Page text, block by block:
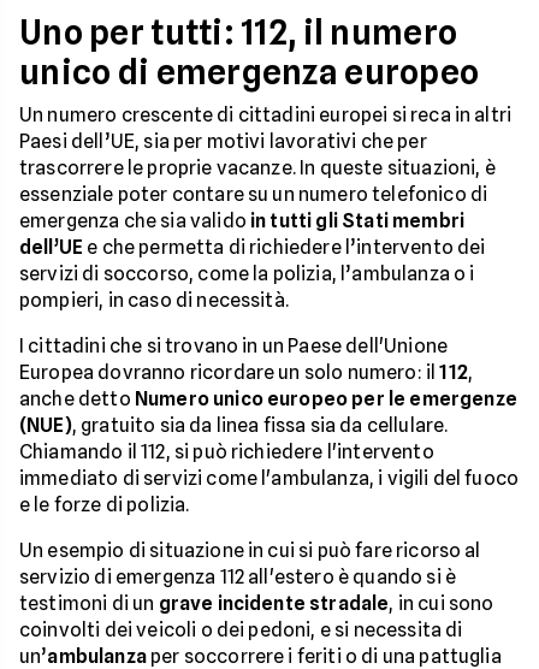
Uno per tutti: 112, il numero
unico di emergenza europeo
Un numero crescente di cittadini europei si reca in altri
Paesi dell’UE, sia per motivi lavorativi che per
trascorrere le proprie vacanze. In queste situazioni, è
essenziale poter contare su un numero telefonico di
emergenza che sia valido in tutti gli Stati membri
dell’UE e che permetta di richiedere l’intervento dei
servizi di soccorso, come la polizia, l’ambulanza o i
pompieri, in caso di necessità.
I cittadini che si trovano in un Paese dell'Unione
Europea dovranno ricordare un solo numero: il112,
anche detto Numero unico europeo per le emergenze
(NUE), gratuito sia da linea fissa sia da cellulare.
Chiamando il 112, si può richiedere l'intervento
immediato di servizi come l'ambulanza, i vigili del fuoco
e le forze di polizia.
Un esempio di situazione in cui si può fare ricorso al
servizio di emergenza 112 all'estero è quando si è
testimoni di un grave incidente stradale, in cui sono
coinvolti dei veicoli o dei pedoni, e si necessita di
un’ambulanzaper soccorrere i feriti o di una pattuglia